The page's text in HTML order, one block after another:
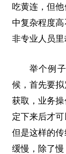
吃黄连，但
中复杂程度
非专业人员里
举个例
候，首先要
获取，业务
定下来后才
但是这样的
缓慢，除了